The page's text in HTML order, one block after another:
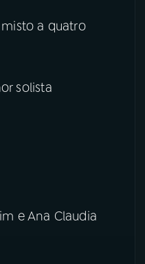
a quatro
solista
e Ana Claudia